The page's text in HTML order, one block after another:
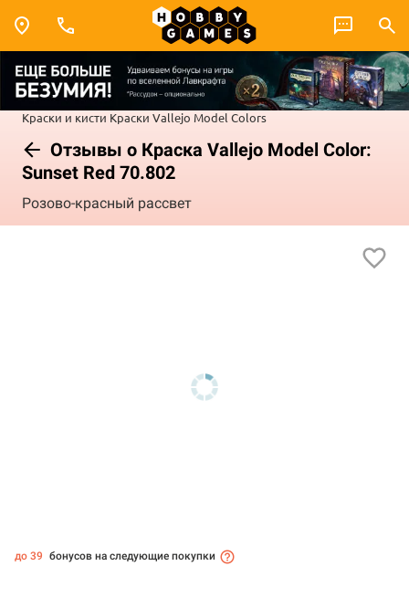
Краски и кисти Краски Vallejo Model Colors
Отзывы о Краска Vallejo Model Color:
Sunset Red 70.802
Розово-красный рассвет
до 39 бонусов на следующие покупки